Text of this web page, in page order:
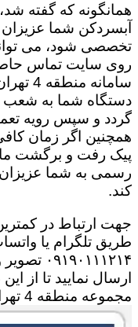
همانگونه که گفته
تخصصی شود، می
روی سایت تماس
گردد و سپس رویه
همچنین اگر زمان
پیک رفت و برگشت ما
رسمی به شما
کند.
جهت ارتباط در
طریق تلگرام یا
ارسال نمایید تا از
مجموعه منطقه 4 تهران استفاده نمایید.